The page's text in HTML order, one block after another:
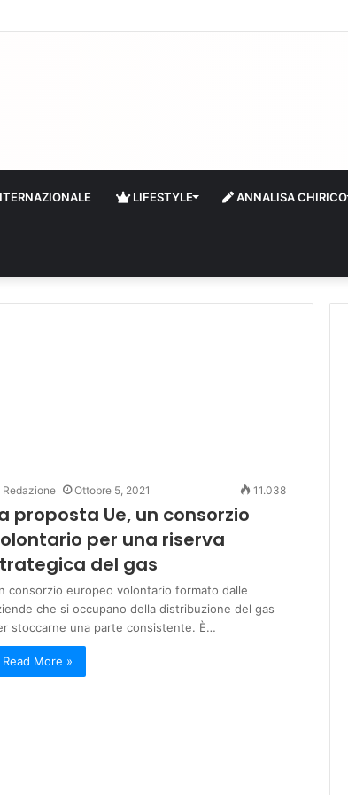
una prima ripresa solo a settembre
LIFESTYLE ANNALISA CHIRICO
Redazione Ottobre 5, 2021 11.038
proposta Ue, un consorzio
per una riserva
del gas
consorzio europeo volontario formato dalle
che si occupano della distribuzione del gas
stoccarne una parte consistente. È…
Read More »